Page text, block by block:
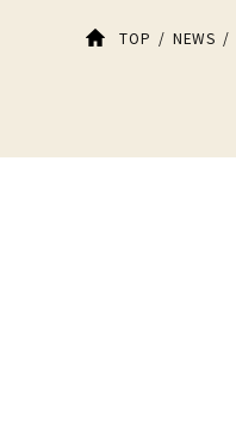
TOP NEWS